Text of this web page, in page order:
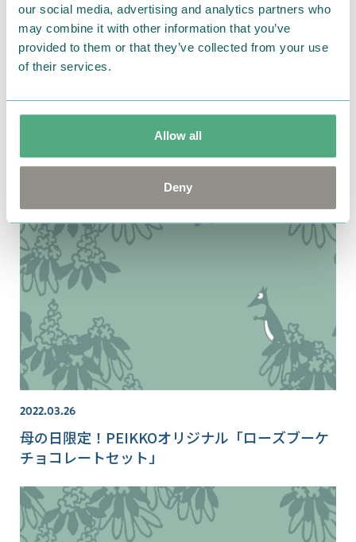
our social media, advertising and analytics partners who
may combine it with other information that you’ve
provided to them or that they’ve collected from your use
of their services.
Allow all
Deny
2024.03.27
ベルメゾンとイイハナ・ドットコムで母の日向け
アイテム新発売！しおりのプレゼントも
2022.03.26
母の日限定！PEIKKOオリジナル「ローズブーケ
チョコレートセット」